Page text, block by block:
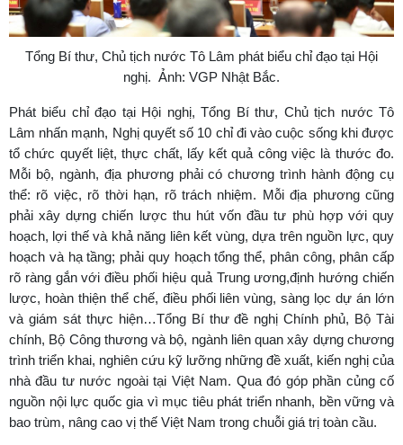
Tổng Bí thư, Chủ tịch nước Tô Lâm phát biểu chỉ đạo tại Hội
nghị. Ảnh: VGP Nhật Bắc.
Phát biểu chỉ đạo tại Hội nghị, Tổng Bí thư, Chủ tịch nước Tô
Lâm nhấn mạnh, Nghị quyết số 10 chỉ đi vào cuộc sống khi được
tổ chức quyết liệt, thực chất, lấy kết quả công việc là thước đo.
Mỗi bộ, ngành, địa phương phải có chương trình hành động cụ
thể: rõ việc, rõ thời hạn, rõ trách nhiệm. Mỗi địa phương cũng
phải xây dựng chiến lược thu hút vốn đầu tư phù hợp với quy
hoạch, lợi thế và khả năng liên kết vùng, dựa trên nguồn lực, quy
hoạch và hạ tầng; phải quy hoạch tổng thể, phân công, phân cấp
rõ ràng gắn với điều phối hiệu quả Trung ương,định hướng chiến
lược, hoàn thiện thể chế, điều phối liên vùng, sàng lọc dự án lớn
và giám sát thực hiện…Tổng Bí thư đề nghị Chính phủ, Bộ Tài
chính, Bộ Công thương và bộ, ngành liên quan xây dựng chương
trình triển khai, nghiên cứu kỹ lưỡng những đề xuất, kiến nghị của
nhà đầu tư nước ngoài tại Việt Nam. Qua đó góp phần củng cố
nguồn nội lực quốc gia vì mục tiêu phát triển nhanh, bền vững và
bao trùm, nâng cao vị thế Việt Nam trong chuỗi giá trị toàn cầu.